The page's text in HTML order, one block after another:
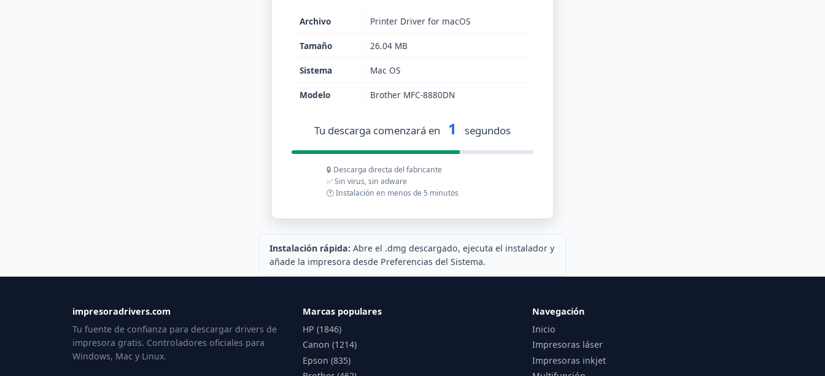
Archivo Printer Driver for macOS
Tamaño 26.04 MB
Sistema Mac OS
Modelo Brother MFC-8880DN
Tu descarga comenzará en 1 segundos
🔒 Descarga directa del fabricante
✅ Sin virus, sin adware
🕐 Instalación en menos de 5 minutos
Instalación rápida: Abre el .dmg descargado, ejecuta el instalador y
añade la impresora desde Preferencias del Sistema.
impresoradrivers.com
Tu fuente de confianza para descargar drivers de
impresora gratis. Controladores oficiales para
Windows, Mac y Linux.
Marcas populares
HP (1846)
Canon (1214)
Epson (835)
Navegación
Inicio
Impresoras láser
Impresoras inkjet